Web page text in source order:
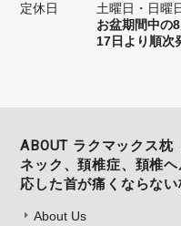
定休日
土曜日・日曜
お盆期間中の
17日より順次
ABOUT ラクマックス枕
ネック、頚椎症、頚椎
応した首が痛くならない
About Us